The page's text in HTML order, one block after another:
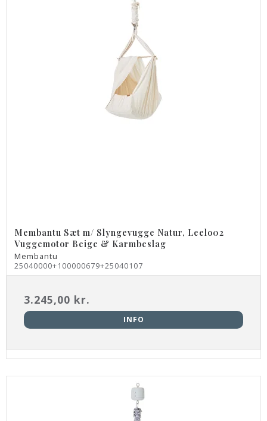
Membantu Sæt m/ Slyngevugge Natur, Leelo02
Vuggemotor Beige & Karmbeslag
Membantu
25040000+100000679+25040107
3.245,00 kr.
INFO